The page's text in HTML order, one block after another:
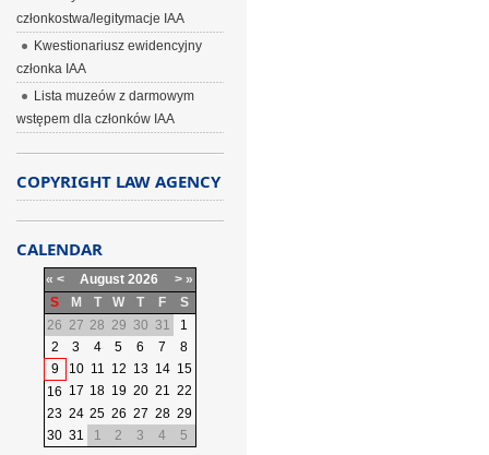
członkostwa/legitymacje IAA
Kwestionariusz ewidencyjny
członka IAA
Lista muzeów z darmowym
wstępem dla członków IAA
COPYRIGHT LAW AGENCY
CALENDAR
« < August 2026 > »
S
M T W T F
S
26 27 28 29 30 31
1
2
3 4 5 6 7
8
9
10 11 12 13 14 15
16 17 18 19 20 21 22
23 24 25 26 27 28 29
30 31 1 2 3 4 5